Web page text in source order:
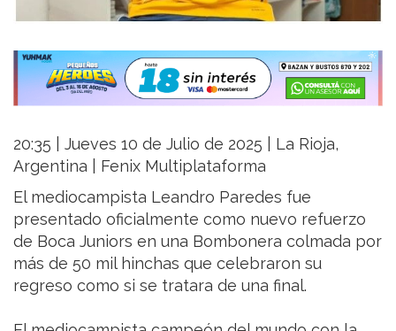
20:35 | Jueves 10 de Julio de 2025 | La Rioja,
Argentina | Fenix Multiplataforma
El mediocampista Leandro Paredes fue
presentado oficialmente como nuevo refuerzo
de Boca Juniors en una Bombonera colmada por
más de 50 mil hinchas que celebraron su
regreso como si se tratara de una final.